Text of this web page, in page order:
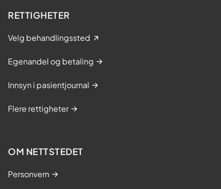
RETTIGHETER
Velg behandlingssted
Egenandel og betaling
Innsyn i pasientjournal
Flere rettigheter
OM NETTSTEDET
Personvern